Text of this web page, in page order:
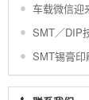
车载微信迎
SMT／DIP
SMT锡膏印